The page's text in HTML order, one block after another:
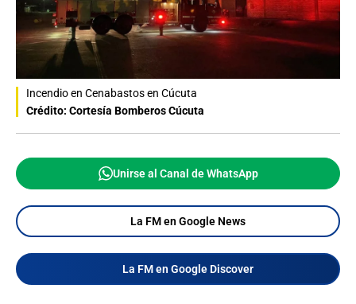
Incendio en Cenabastos en Cúcuta
Crédito: Cortesía Bomberos Cúcuta
Unirse al Canal de WhatsApp
La FM en Google News
La FM en Google Discover